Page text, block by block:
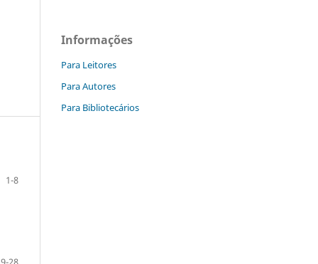
1-8
Informações
Para Leitores
Para Autores
Para Bibliotecários